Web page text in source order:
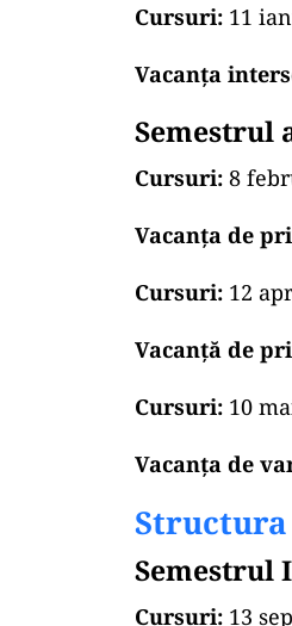
Cursuri: 11
Vacanţa
Semestrul
Cursuri: 8
Vacanţa de
Cursuri: 12
Vacanță de
Cursuri: 10
Vacanţa de
Structura
Semestrul
Cursuri: 13